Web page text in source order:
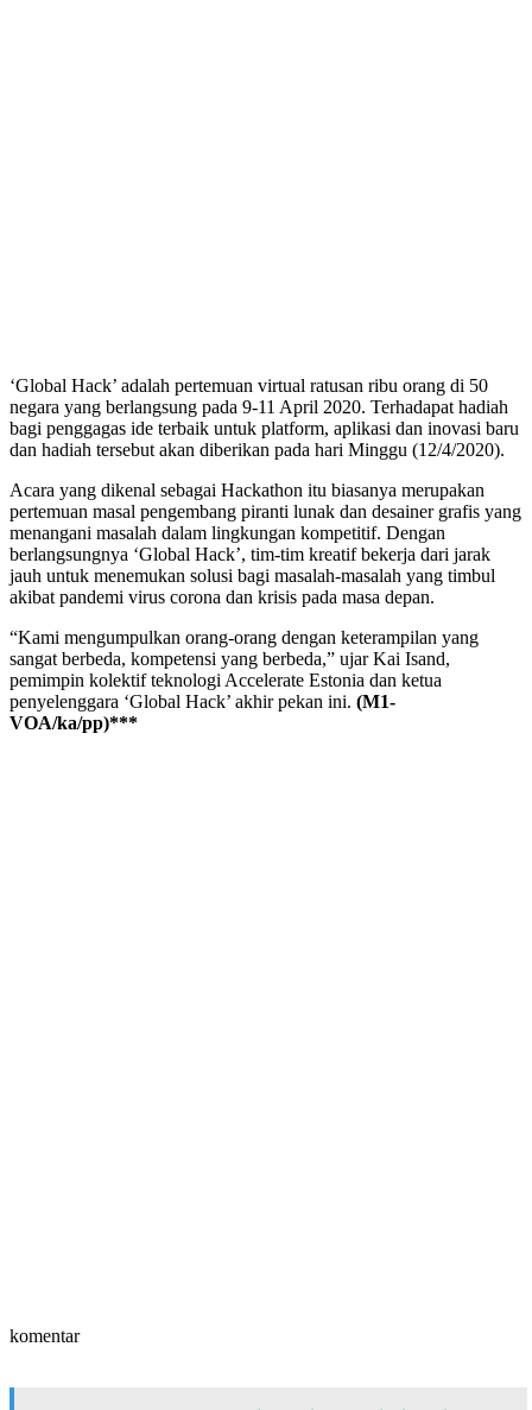
‘Global Hack’ adalah pertemuan virtual ratusan ribu orang di 50
negara yang berlangsung pada 9-11 April 2020. Terhadapat hadiah
bagi penggagas ide terbaik untuk platform, aplikasi dan inovasi baru
dan hadiah tersebut akan diberikan pada hari Minggu (12/4/2020).
Acara yang dikenal sebagai Hackathon itu biasanya merupakan
pertemuan masal pengembang piranti lunak dan desainer grafis yang
menangani masalah dalam lingkungan kompetitif. Dengan
berlangsungnya ‘Global Hack’, tim-tim kreatif bekerja dari jarak
jauh untuk menemukan solusi bagi masalah-masalah yang timbul
akibat pandemi virus corona dan krisis pada masa depan.
“Kami mengumpulkan orang-orang dengan keterampilan yang
sangat berbeda, kompetensi yang berbeda,” ujar Kai Isand,
pemimpin kolektif teknologi Accelerate Estonia dan ketua
penyelenggara ‘Global Hack’ akhir pekan ini. (M1-
VOA/ka/pp)***
komentar